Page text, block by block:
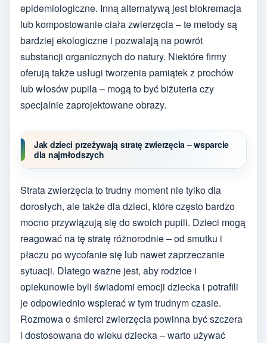
epidemiologiczne. Inną alternatywą jest biokremacja
lub kompostowanie ciała zwierzęcia – te metody są
bardziej ekologiczne i pozwalają na powrót
substancji organicznych do natury. Niektóre firmy
oferują także usługi tworzenia pamiątek z prochów
lub włosów pupila – mogą to być biżuteria czy
specjalnie zaprojektowane obrazy.
Jak dzieci przeżywają stratę zwierzęcia – wsparcie
dla najmłodszych
Strata zwierzęcia to trudny moment nie tylko dla
dorosłych, ale także dla dzieci, które często bardzo
mocno przywiązują się do swoich pupili. Dzieci mogą
reagować na tę stratę różnorodnie – od smutku i
płaczu po wycofanie się lub nawet zaprzeczanie
sytuacji. Dlatego ważne jest, aby rodzice i
opiekunowie byli świadomi emocji dziecka i potrafili
je odpowiednio wspierać w tym trudnym czasie.
Rozmowa o śmierci zwierzęcia powinna być szczera
i dostosowana do wieku dziecka – warto używać